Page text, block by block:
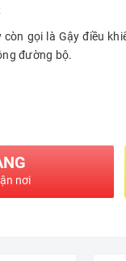
còn gọi là Gậy điều
đường bộ.
nơi